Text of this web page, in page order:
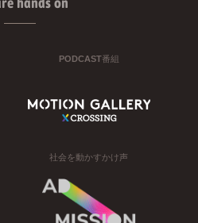
PODCAST番組
社会を動かすかけ声